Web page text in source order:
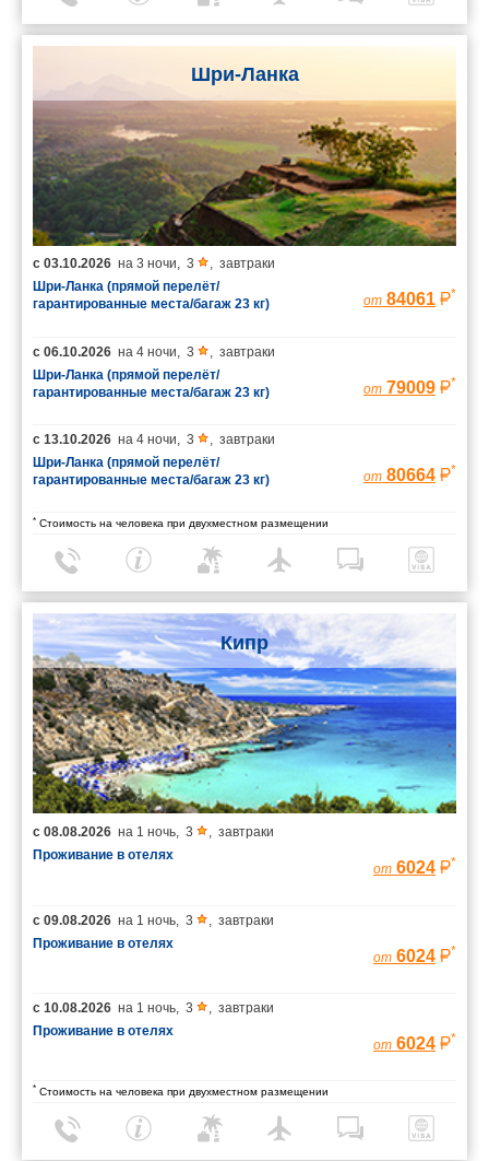
Шри-Ланка
с 03.10.2026 на 3 ночи, 3 , завтраки
Шри-Ланка (прямой перелёт/
гарантированные места/багаж 23 кг)
от 84061 *
с 06.10.2026 на 4 ночи, 3 , завтраки
Шри-Ланка (прямой перелёт/
гарантированные места/багаж 23 кг)
от 79009 *
с 13.10.2026 на 4 ночи, 3 , завтраки
Шри-Ланка (прямой перелёт/
гарантированные места/багаж 23 кг)
от 80664 *
* Стоимость на человека при двухместном размещении
Кипр
с 08.08.2026 на 1 ночь 3
завтраки
Проживание в отелях
от 6024 *
с 09.08.2026 на 1 ночь 3
завтраки
Проживание в отелях
от 6024 *
с 10.08.2026 на 1 ночь 3
завтраки
Проживание в отелях
от 6024 *
* Стоимость на человека при двухместном размещении